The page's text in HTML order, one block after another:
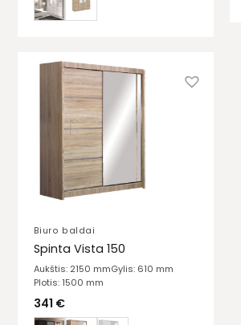
Biuro baldai
Spinta Vista 150
Aukštis: 2150 mmGylis: 610 mm
Plotis: 1500 mm
341 €